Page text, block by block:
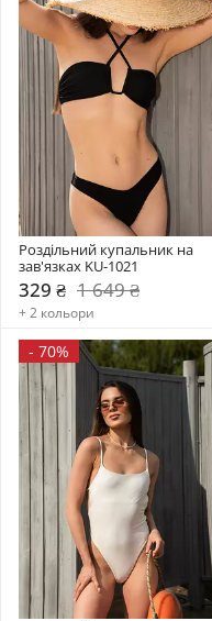
Роздільний купальник на
зав'язках KU-1021
329 ₴ 1 649 ₴
+ 2 кольори
- 70%